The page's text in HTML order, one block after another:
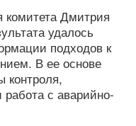
комитета Дмитрия
удалось
подходов к
В ее основе
контроля,
с аварийно-